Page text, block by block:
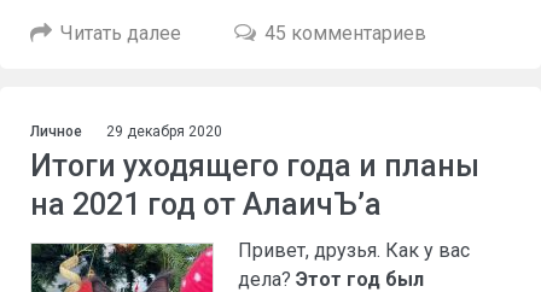
Читать далее 45 комментариев
Личное 29 декабря 2020
Итоги уходящего года и планы
на 2021 год от АлаичЪ’а
Привет, друзья. Как у вас
дела? Этот год был